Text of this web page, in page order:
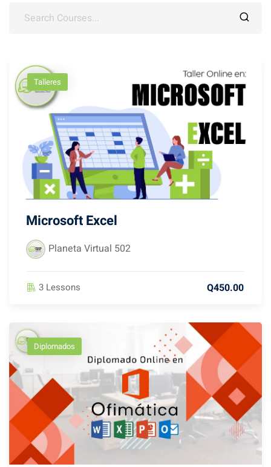
Talleres
Microsoft Excel
Planeta Virtual 502
3 Lessons Q450.00
Diplomados